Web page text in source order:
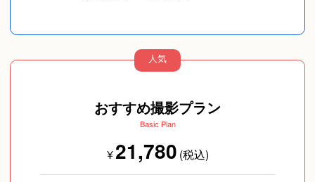
人気
おすすめ撮影プラン
Basic Plan
¥21,780 (税込)